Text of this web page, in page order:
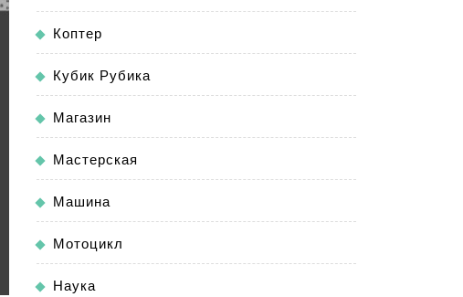
Коптер
Кубик Рубика
Магазин
Мастерская
Машина
Мотоцикл
Наука